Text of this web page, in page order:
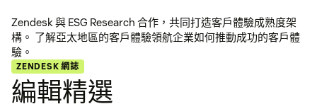
Zendesk 與 ESG Research 合作，共同打造客戶體驗成熟度架
構。 了解亞太地區的客戶體驗領航企業如何推動成功的客戶體
驗。
ZENDESK 網誌
編輯精選